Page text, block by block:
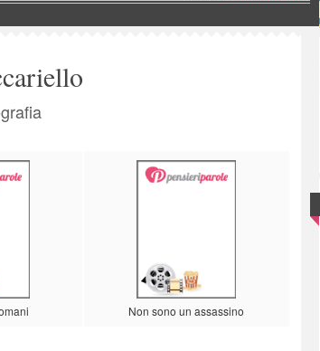
Non sono un assassino